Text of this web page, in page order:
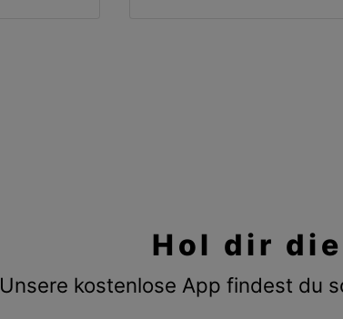
Hol dir
Unsere kostenlose App findest du